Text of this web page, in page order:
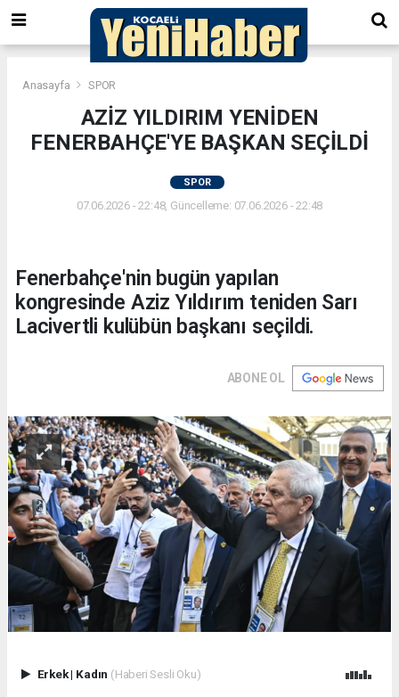
Anasayfa SPOR
AZİZ YILDIRIM YENİDEN
FENERBAHÇE'YE BAŞKAN SEÇİLDİ
SPOR
07.06.2026 - 22:48, Güncelleme: 07.06.2026 - 22:48
Fenerbahçe'nin bugün yapılan
kongresinde Aziz Yıldırım teniden Sarı
Lacivertli kulübün başkanı seçildi.
ABONE OL
Erkek| Kadın (Haberi Sesli Oku)